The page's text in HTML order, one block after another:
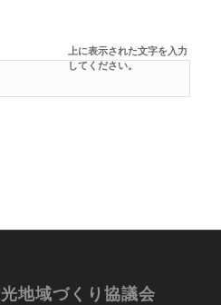
上に表示された文字を入力
してください。
地域づくり協議会